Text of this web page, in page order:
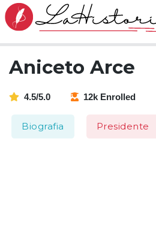
Aniceto Arce
4.5/5.0 12k Enrolled
Biografia Presidente